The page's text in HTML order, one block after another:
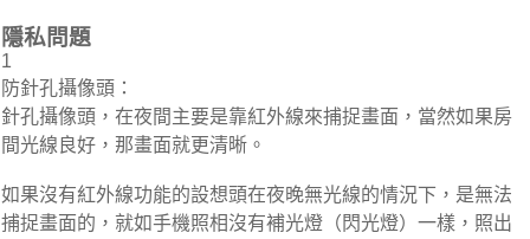
隱私問題
1
防針孔攝像頭：
針孔攝像頭，在夜間主要是靠紅外線來捕捉畫面，當然如果房
間光線良好，那畫面就更清晰。
如果沒有紅外線功能的設想頭在夜晚無光線的情況下，是無法
捕捉畫面的，就如手機照相沒有補光燈（閃光燈）一樣，照出